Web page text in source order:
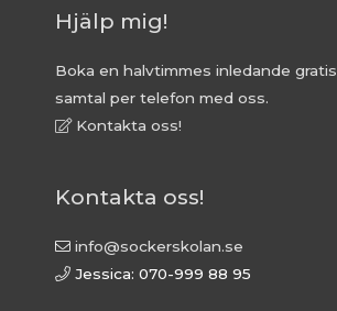
Hjälp mig!
Boka en halvtimmes inledande gratis
samtal per telefon med oss.
Kontakta oss!
Kontakta oss!
info@sockerskolan.se
Jessica: 070-999 88 95